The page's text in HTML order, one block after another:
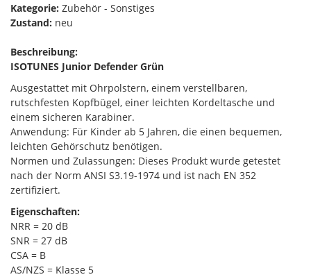
Kategorie: Zubehör - Sonstiges
Zustand: neu
Beschreibung:
ISOTUNES Junior Defender Grün
Ausgestattet mit Ohrpolstern, einem verstellbaren,
rutschfesten Kopfbügel, einer leichten Kordeltasche und
einem sicheren Karabiner.
Anwendung: Für Kinder ab 5 Jahren, die einen bequemen,
leichten Gehörschutz benötigen.
Normen und Zulassungen: Dieses Produkt wurde getestet
nach der Norm ANSI S3.19-1974 und ist nach EN 352
zertifiziert.
Eigenschaften:
NRR = 20 dB
SNR = 27 dB
CSA = B
AS/NZS = Klasse 5